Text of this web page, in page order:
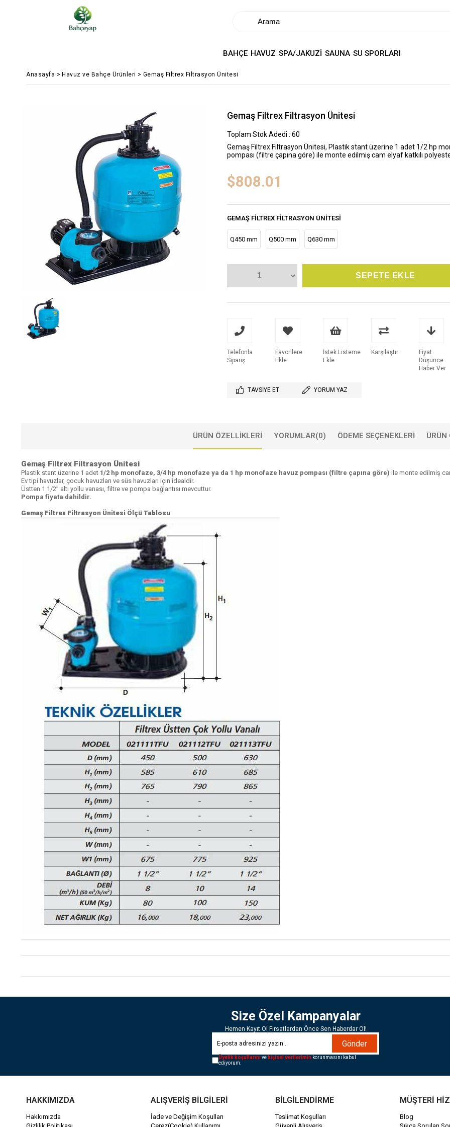
BAHÇE HAVUZ SPA/JAKUZİ SAUNA SU SPORLARI
Anasayfa > Havuz ve Bahçe Ürünleri > Gemaş Filtrex Filtrasyon Ünitesi
Gemaş Filtrex Filtrasyon Ünitesi
Toplam Stok Adedi : 60
Gemaş Filtrex Filtrasyon Ünitesi, Plastik stant üzerine 1 adet 1/2 hp
pompası (filtre çapına göre) ile monte edilmiş cam elyaf katkılı
$808.01
GEMAŞ FILTREX FILTRASYON ÜNITESI
Q450 mm Q500 mm Q630 mm
Telefonla
Sipariş
Favorilere
Ekle
İstek Listeme
Ekle
Karşılaştır
Fiyat
Düşünce
Haber Ver
TAVSIYE ET YORUM YAZ
ÜRÜN ÖZELLIKLERI YORUMLAR(0) ÖDEME SEÇENEKLERI ÜRÜN
Gemaş Filtrex Filtrasyon Ünitesi
Plastik stant üzerine 1 adet 1/2 hp monofaze, 3/4 hp monofaze ya da 1 hp monofaze havuz pompası (filtre çapına göre) ile monte edilmiş
Ev tipi havuzlar, çocuk havuzları ve süs havuzları için idealdir.
Üstten 1 1/2” altı yollu vanası, filtre ve pompa bağlantısı mevcuttur.
Pompa fiyata dahildir.
Gemaş Filtrex Filtrasyon Ünitesi Ölçü Tablosu
Size Özel Kampanyalar
Hemen Kayıt Ol Fırsatlardan Önce Sen Haberdar Ol!
Gönder
Üyelik koşullarınıve kişisel verileriminkorunmasını kabul
ediyorum.
HAKKIMIZDA
Hakkımızda
ALIŞVERİŞ BİLGİLERİ
İade ve Değişim Koşulları
BİLGİLENDİRME
Teslimat Koşulları
MÜŞTERİ
Blog